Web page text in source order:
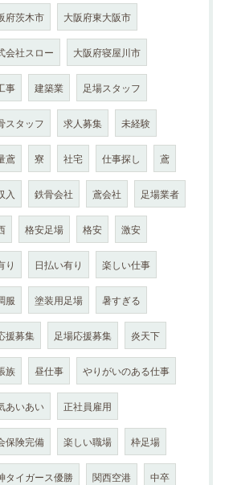
府茨木市 大阪府東大阪市
会社スロー 大阪府寝屋川市
事 建築業 足場スタッフ
スタッフ 求人募集 未経験
鳶 寮 社宅 仕事探し 鳶
入 鉄骨会社 鳶会社 足場業者
格安足場 格安 激安
り 日払い有り 楽しい仕事
服 塗装用足場 暑すぎる
援募集 足場応援募集 炎天下
族 昼仕事 やりがいのある仕事
あいあい 正社員雇用
保険完備 楽しい職場 枠足場
タイガース優勝 関西空港 中卒